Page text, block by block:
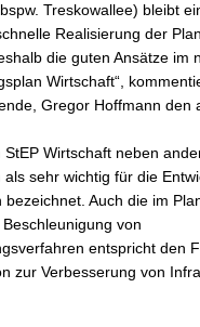
Treskowallee) bleibt
Realisierung der
die guten Ansätze im
Wirtschaft“,
Gregor Hoffmann den
StEP Wirtschaft neben
als sehr wichtig für die
Auch die im
von
entspricht den
zur Verbesserung von